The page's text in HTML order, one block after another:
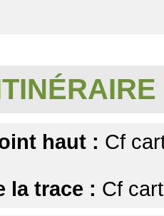
haut : Cf
la trace : Cf